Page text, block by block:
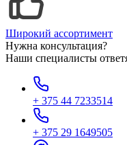
Широкий ассортимент
Нужна консультация?
Наши специалисты
+ 375 44 7233514
+ 375 29 1649505